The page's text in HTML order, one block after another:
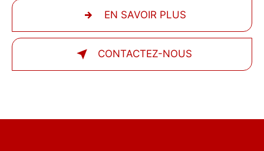
EN SAVOIR PLUS
CONTACTEZ-NOUS